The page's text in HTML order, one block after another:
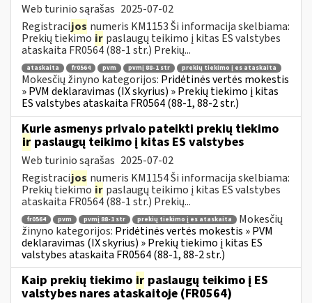
Web turinio sąrašas 2025-07-02
Registracijos numeris KM1153 Ši informacija skelbiama:
Prekių tiekimo ir paslaugų teikimo į kitas ES valstybes
ataskaita FR0564 (88-1 str.) Prekių...
ataskaita fr0564 pvm pvmį 88-1 str prekių tiekimo į es ataskaita
Mokesčių žinyno kategorijos: Pridėtinės vertės mokestis
» PVM deklaravimas (IX skyrius) » Prekių tiekimo į kitas
ES valstybes ataskaita FR0564 (88-1, 88-2 str.)
Kurie asmenys privalo pateikti prekių tiekimo
ir paslaugų teikimo į kitas ES valstybes
Web turinio sąrašas 2025-07-02
Registracijos numeris KM1154 Ši informacija skelbiama:
Prekių tiekimo ir paslaugų teikimo į kitas ES valstybes
ataskaita FR0564 (88-1 str.) Prekių...
fr0564 pvm pvmį 88-1 str prekių tiekimo į es ataskaita
Mokesčių
žinyno kategorijos: Pridėtinės vertės mokestis » PVM
deklaravimas (IX skyrius) » Prekių tiekimo į kitas ES
valstybes ataskaita FR0564 (88-1, 88-2 str.)
Kaip prekių tiekimo ir paslaugų teikimo į ES
valstybes nares ataskaitoje (FR0564)